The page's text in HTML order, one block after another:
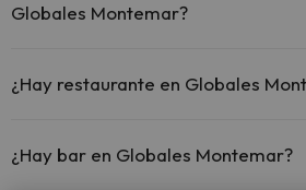
Globales Montemar?
comunes.
¿Hay restaurante en Globales
¿Hay bar en Globales Montemar?